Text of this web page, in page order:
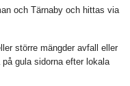
och Tärnaby och hittas via
större mängder avfall eller
gula sidorna efter lokala